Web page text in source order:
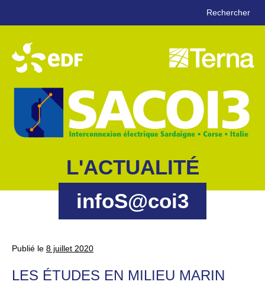
Rechercher
L'ACTUALITÉ
infoS@coi3
Publié le 8 juillet 2020
LES ÉTUDES EN MILIEU MARIN